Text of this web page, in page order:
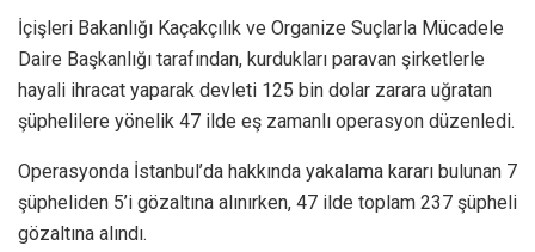
İçişleri Bakanlığı Kaçakçılık ve Organize Suçlarla Mücadele
Daire Başkanlığı tarafından, kurdukları paravan şirketlerle
hayali ihracat yaparak devleti 125 bin dolar zarara uğratan
şüphelilere yönelik 47 ilde eş zamanlı operasyon düzenledi.
Operasyonda İstanbul’da hakkında yakalama kararı bulunan 7
şüpheliden 5’i gözaltına alınırken, 47 ilde toplam 237 şüpheli
gözaltına alındı.